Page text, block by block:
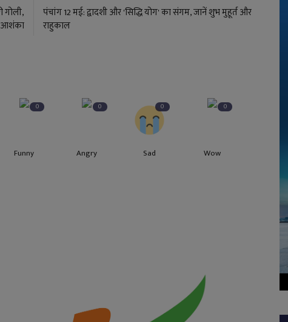
गोली,
आशंका
पंचांग 12 मई: द्वादशी और 'सिद्धि योग' का संगम, जानें शुभ मुहूर्त और
राहुकाल
0
Funny
0
Angry
0
Sad
0
Wow